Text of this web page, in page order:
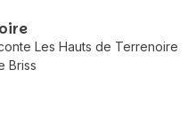
Les Hauts de Terrenoire
Briss